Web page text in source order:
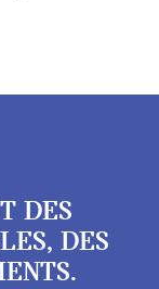
DES
DES